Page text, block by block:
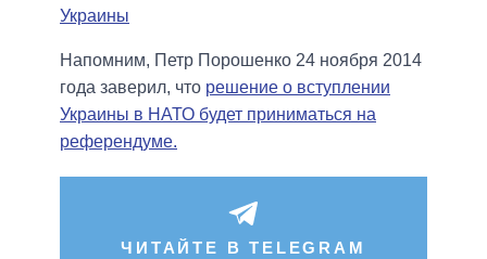
Украины
Напомним, Петр Порошенко 24 ноября 2014
года заверил, что решение о вступлении
Украины в НАТО будет приниматься на
референдуме.
ЧИТАЙТЕ В TELEGRAM